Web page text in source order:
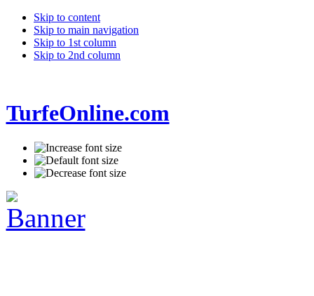
Skip to content
Skip to main navigation
Skip to 1st column
Skip to 2nd column
TurfeOnline.com